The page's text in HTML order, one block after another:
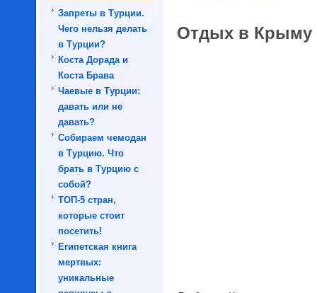
Запреты в Турции.
Чего нельзя делать
в Турции?
Коста Дорада и
Коста Брава
Чаевые в Турции:
давать или не
давать?
Собираем чемодан
в Турцию. Что
брать в Турцию с
собой?
ТОП-5 стран,
которые стоит
посетить!
Египетская книга
мертвых:
уникальные
Отдых в Крыму